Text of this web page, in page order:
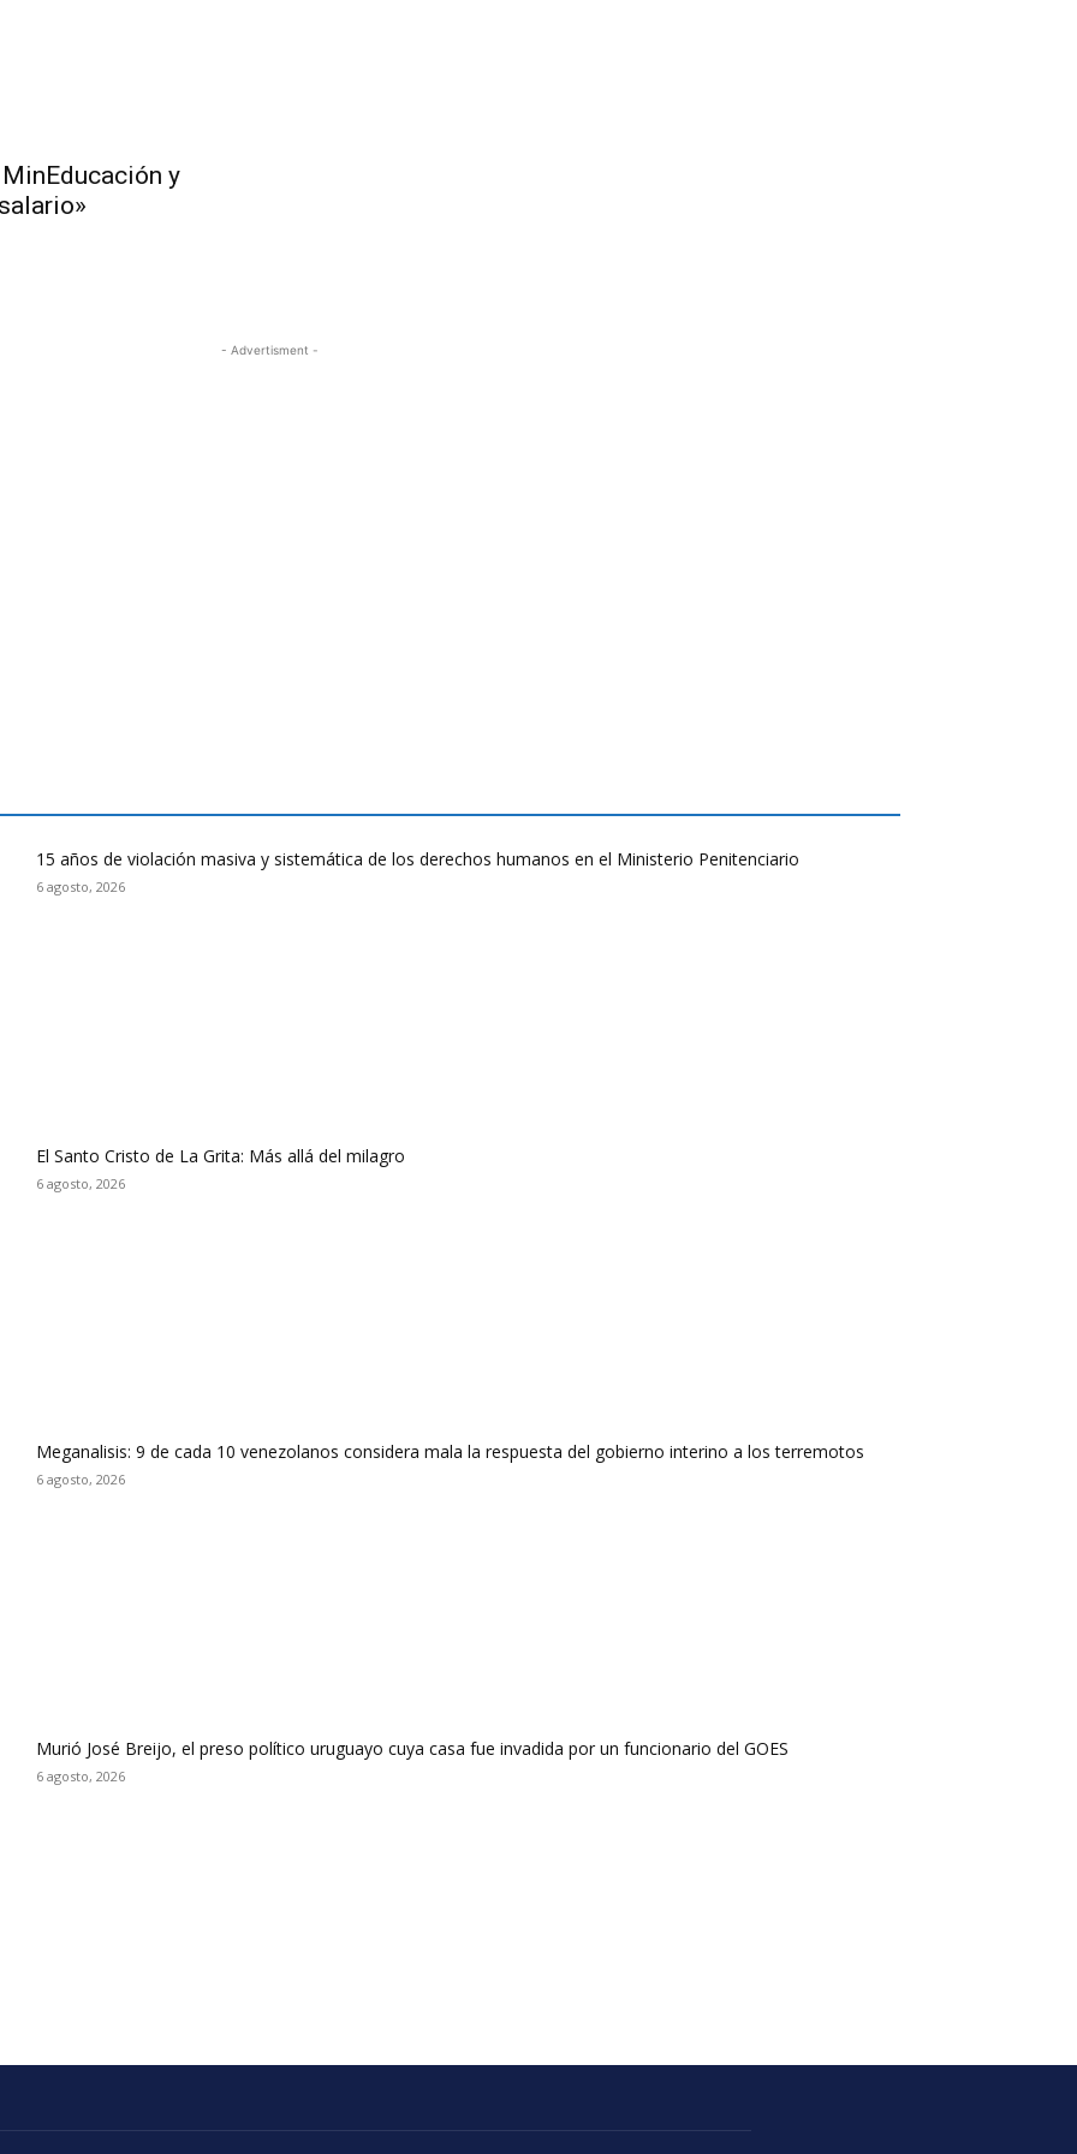
y
- Advertisment -
15 años de violación masiva y sistemática de los derechos humanos en el Ministerio Penitenciario
6 agosto, 2026
El Santo Cristo de La Grita: Más allá del milagro
6 agosto, 2026
Meganalisis: 9 de cada 10 venezolanos considera mala la respuesta del gobierno interino a los terremotos
6 agosto, 2026
Murió José Breijo, el preso político uruguayo cuya casa fue invadida por un funcionario del GOES
6 agosto, 2026